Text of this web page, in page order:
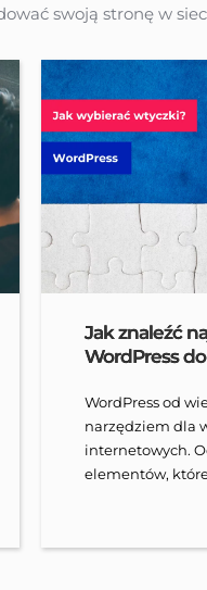
swoją stronę w
Jak znaleźć
WordPress
WordPress od
narzędziem dla
internetowych.
elementów,